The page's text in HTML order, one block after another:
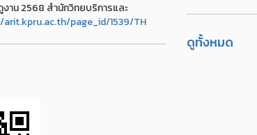
าน 2568 สำนักวิทยบริการและ
page_id/1539/TH
ดูทั้งหมด